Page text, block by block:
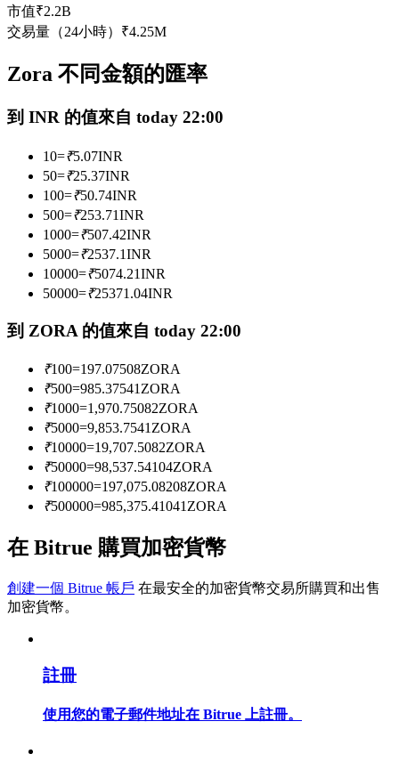
與頂尖交易專家同行
成為跟單交易員
坐享盈利分成和跟單分傭
合約資訊
包含交易情況等的大數據分析
市值₹2.2B
交易量（24小時） ₹4.25M
Zora 不同金額的匯率
到 INR 的值來自 today 22:00
10=₹5.07INR
50=₹25.37INR
100=₹50.74INR
500=₹253.71INR
1000=₹507.42INR
5000=₹2537.1INR
10000=₹5074.21INR
50000=₹25371.04INR
到 ZORA 的值來自 today 22:00
₹100=197.07508ZORA
₹500=985.37541 ZORA
₹1000=1,970.75082ZORA
₹5000=9,853.7541 ZORA
₹10000=19,707.5082ZORA
₹50000=98,537.54104ZORA
₹100000=197,075.08208ZORA
₹500000=985,375.41041 ZORA
在 Bitrue 購買加密貨幣
創建一個 Bitrue 帳戶 在最安全的加密貨幣交易所購買和出售
加密貨幣。
註冊
使用您的電子郵件地址在 Bitrue 上註冊。